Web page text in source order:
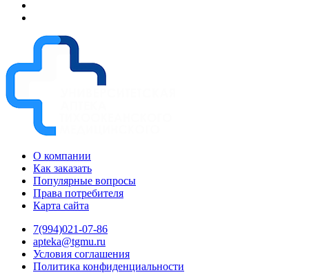
О компании
Как заказать
Популярные вопросы
Права потребителя
Карта сайта
7(994)021-07-86
apteka@tgmu.ru
Условия соглашения
Политика конфиденциальности